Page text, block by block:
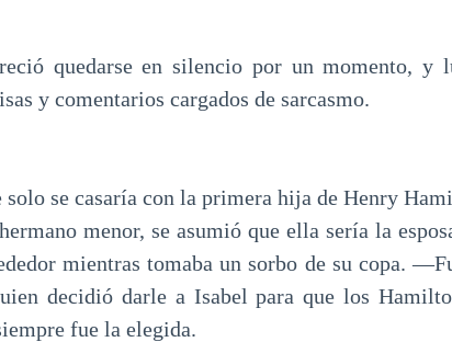
quedarse en silencio por un momento, y
y comentarios cargados de sarcasmo.
se casaría con la primera hija de Henry
menor, se asumió que ella sería la
mientras tomaba un sorbo de su copa.
decidió darle a Isabel para que los
fue la elegida.